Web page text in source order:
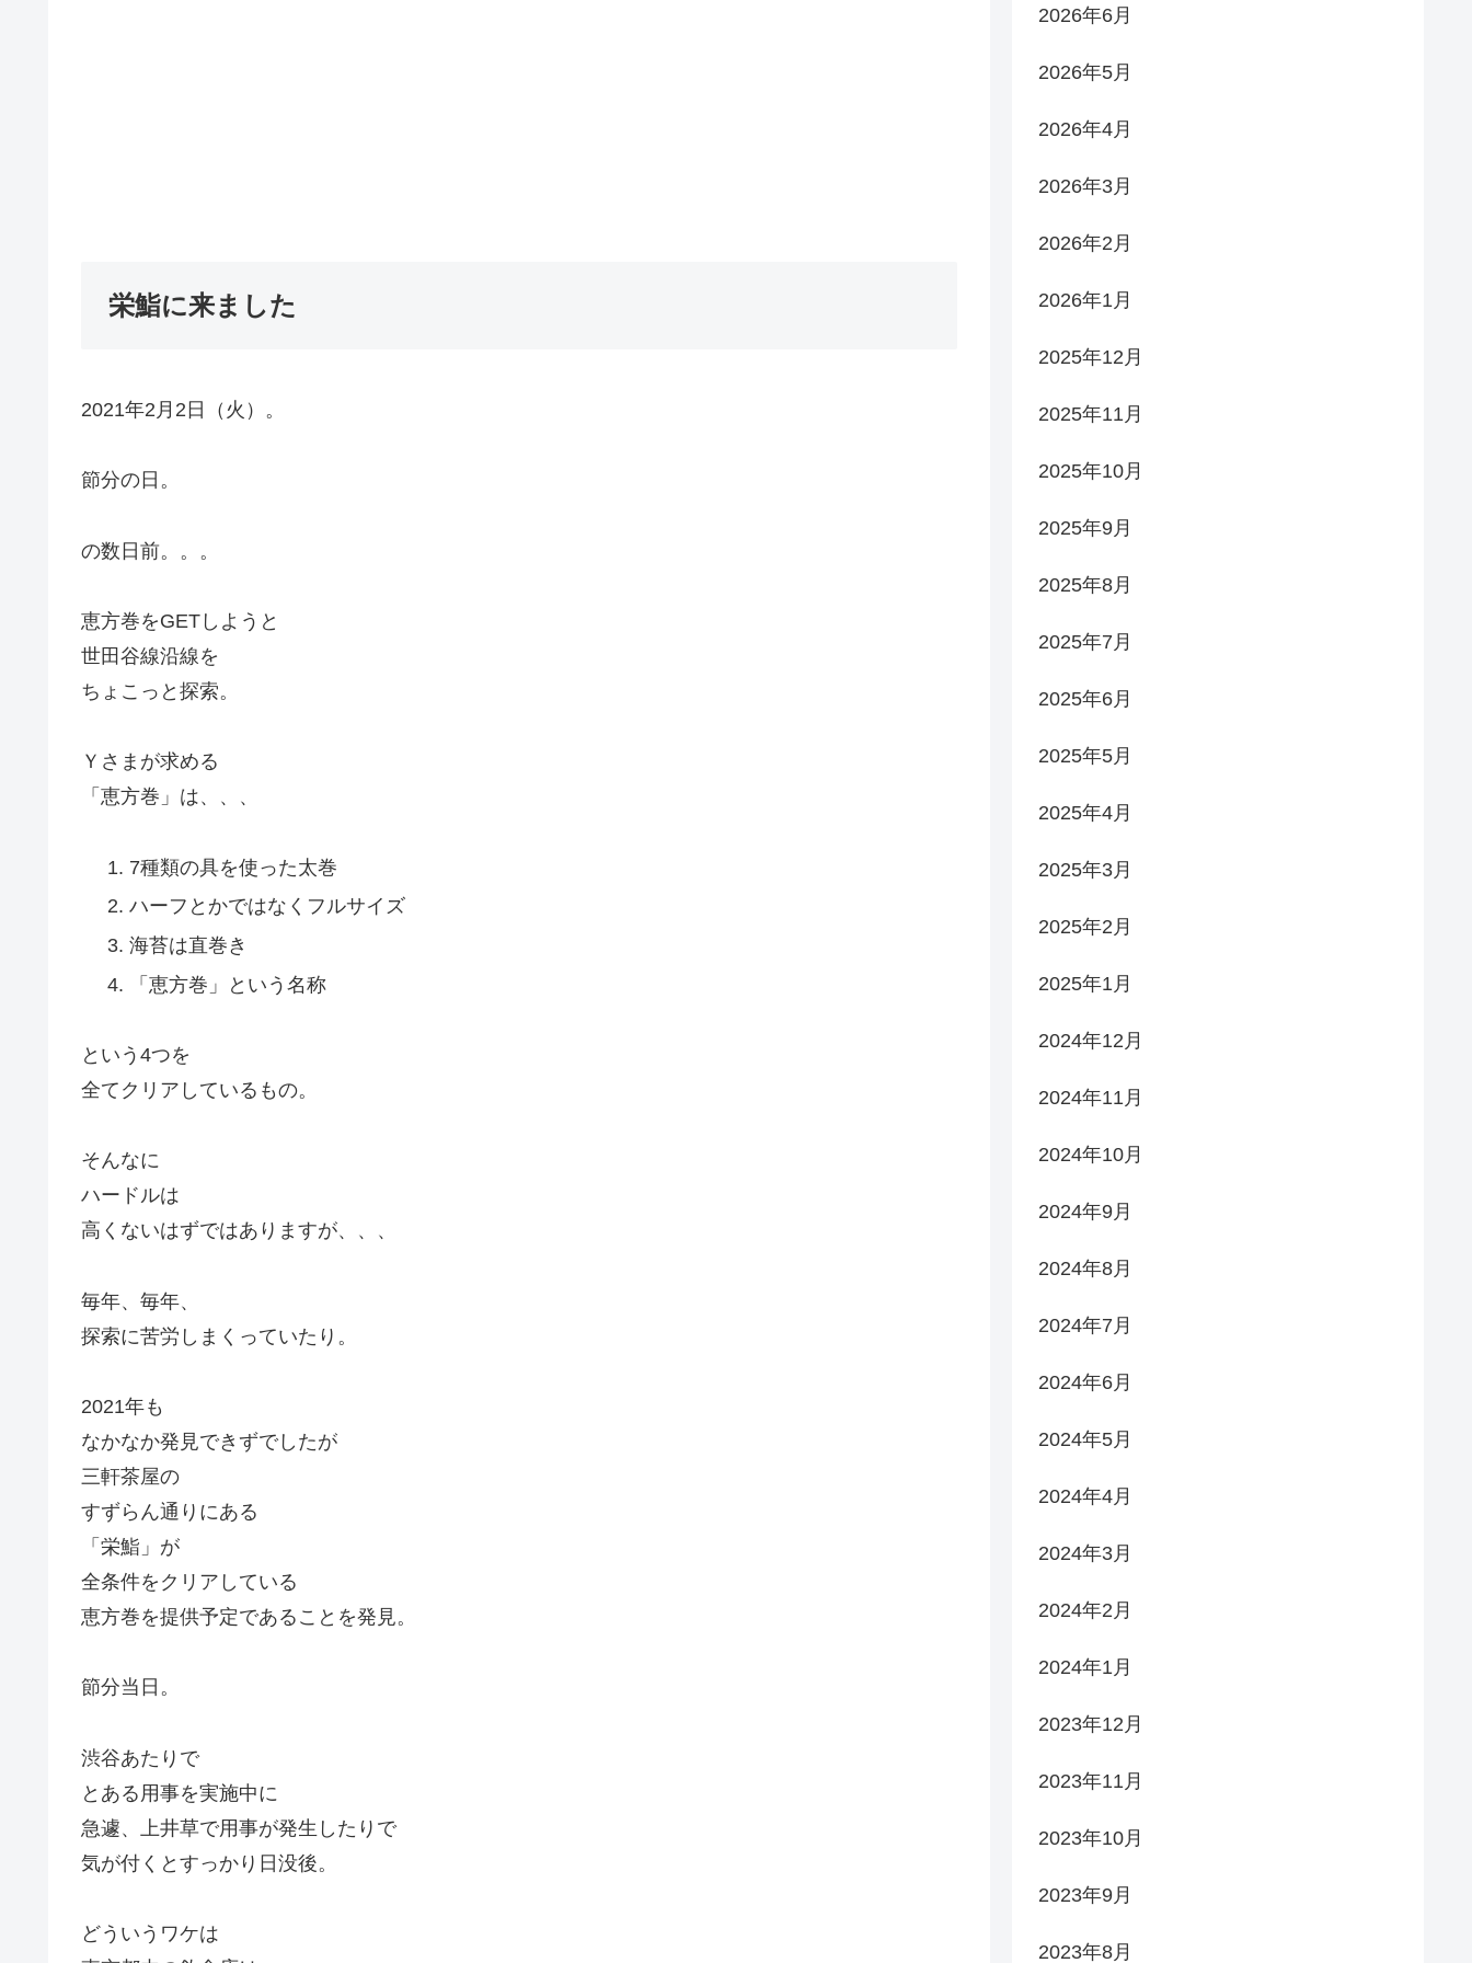
栄鮨に来ました
2021年2月2日（火）。
節分の日。
の数日前。。。
恵方巻をGETしようと
世田谷線沿線を
ちょこっと探索。
Ｙさまが求める
「恵方巻」は、、、
7種類の具を使った太巻
ハーフとかではなくフルサイズ
海苔は直巻き
「恵方巻」という名称
という4つを
全てクリアしているもの。
そんなに
ハードルは
高くないはずではありますが、、、
毎年、毎年、
探索に苦労しまくっていたり。
2021年も
なかなか発見できずでしたが
三軒茶屋の
すずらん通りにある
「栄鮨」が
全条件をクリアしている
恵方巻を提供予定であることを発見。
節分当日。
渋谷あたりで
とある用事を実施中に
急遽、上井草で用事が発生したりで
気が付くとすっかり日没後。
どういうワケは
2026年6月
2026年5月
2026年4月
2026年3月
2026年2月
2026年1月
2025年12月
2025年11月
2025年10月
2025年9月
2025年8月
2025年7月
2025年6月
2025年5月
2025年4月
2025年3月
2025年2月
2025年1月
2024年12月
2024年11月
2024年10月
2024年9月
2024年8月
2024年7月
2024年6月
2024年5月
2024年4月
2024年3月
2024年2月
2024年1月
2023年12月
2023年11月
2023年10月
2023年9月
2023年8月